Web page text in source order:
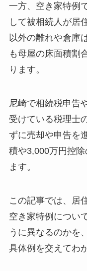
一方、空き家特例
して被相続人が居
以外の離れや倉庫
も母屋の床面積割
ります。
尼崎で相続税申告
受けている税理士
ずに売却や申告を
積や3,000万円控
ます。
この記事では、居
空き家特例につい
うに異なるのかを
具体例を交えてわ